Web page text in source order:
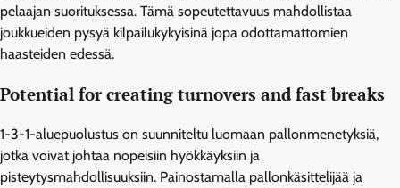
pelaajan suorituksessa. Tämä sopeutettavuus mahdollistaa
joukkueiden pysyä kilpailukykyisinä jopa odottamattomien
haasteiden edessä.
Potential for creating turnovers and fast breaks
1-3-1-aluepuolustus on suunniteltu luomaan pallonmenetyksiä,
jotka voivat johtaa nopeisiin hyökkäyksiin ja
pisteytysmahdollisuuksiin. Painostamalla pallonkäsittelijää ja